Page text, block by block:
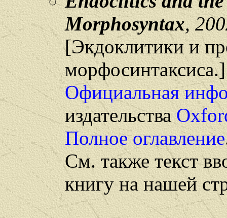
Morphosyntax,
[Экдоклитики и
морфосинтаксиса.]
Официальная
издательства
Полное оглавление
См. также текст
книгу на нашей